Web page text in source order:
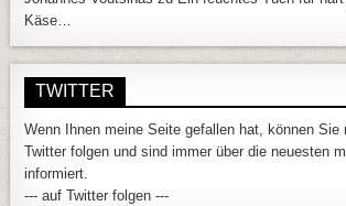
Käse…
TWITTER
Wenn Ihnen meine Seite gefallen hat, können Sie
Twitter folgen und sind immer über die neuesten
informiert.
--- auf Twitter folgen ---